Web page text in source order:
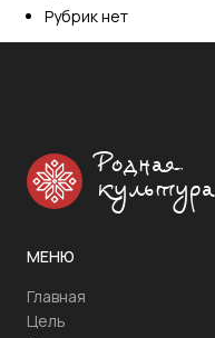
Рубрик нет
Родная
культура
МЕНЮ
Главная
Цель